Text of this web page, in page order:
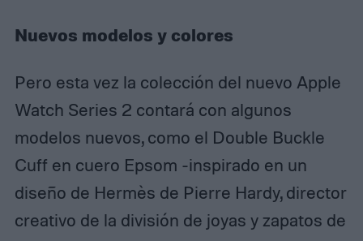
Nuevos modelos y colores
Pero esta vez la colección del nuevo Apple
Watch Series 2 contará con algunos
modelos nuevos, como el Double Buckle
Cuff en cuero Epsom -inspirado en un
diseño de Hermès de Pierre Hardy, director
creativo de la división de joyas y zapatos de